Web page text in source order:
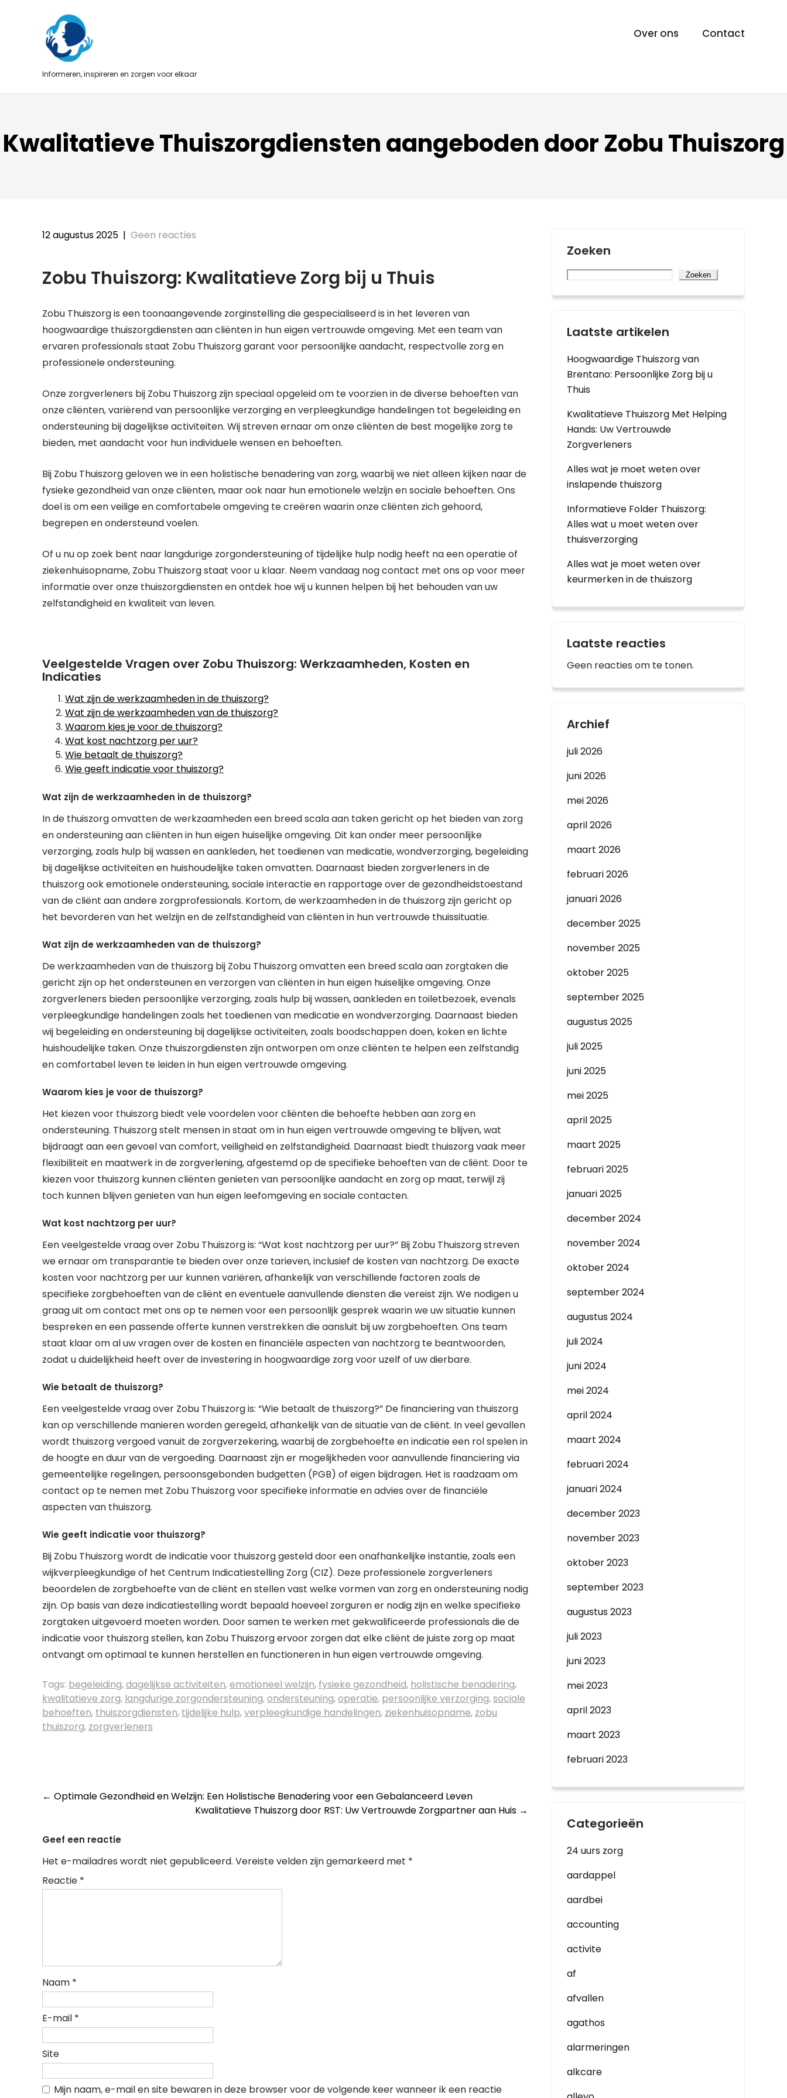
Informeren, inspireren en zorgen voor elkaar
Over ons Contact
Kwalitatieve Thuiszorgdiensten aangeboden door Zobu Thuiszorg
12 augustus 2025 | Geen reacties
Zobu Thuiszorg: Kwalitatieve Zorg bij u Thuis
Zobu Thuiszorg is een toonaangevende zorginstelling die gespecialiseerd is in het leveren van
hoogwaardige thuiszorgdiensten aan cliënten in hun eigen vertrouwde omgeving. Met een team van
ervaren professionals staat Zobu Thuiszorg garant voor persoonlijke aandacht, respectvolle zorg en
professionele ondersteuning.
Onze zorgverleners bij Zobu Thuiszorg zijn speciaal opgeleid om te voorzien in de diverse behoeften van
onze cliënten, variërend van persoonlijke verzorging en verpleegkundige handelingen tot begeleiding en
ondersteuning bij dagelijkse activiteiten. Wij streven ernaar om onze cliënten de best mogelijke zorg te
bieden, met aandacht voor hun individuele wensen en behoeften.
Bij Zobu Thuiszorg geloven we in een holistische benadering van zorg, waarbij we niet alleen kijken naar de
fysieke gezondheid van onze cliënten, maar ook naar hun emotionele welzijn en sociale behoeften. Ons
doel is om een veilige en comfortabele omgeving te creëren waarin onze cliënten zich gehoord,
begrepen en ondersteund voelen.
Of u nu op zoek bent naar langdurige zorgondersteuning of tijdelijke hulp nodig heeft na een operatie of
ziekenhuisopname, Zobu Thuiszorg staat voor u klaar. Neem vandaag nog contact met ons op voor meer
informatie over onze thuiszorgdiensten en ontdek hoe wij u kunnen helpen bij het behouden van uw
zelfstandigheid en kwaliteit van leven.
Veelgestelde Vragen over Zobu Thuiszorg: Werkzaamheden, Kosten en
Indicaties
Wat zijn de werkzaamheden in de thuiszorg?
Wat zijn de werkzaamheden van de thuiszorg?
Waarom kies je voor de thuiszorg?
Wat kost nachtzorg per uur?
Wie betaalt de thuiszorg?
Wie geeft indicatie voor thuiszorg?
Wat zijn de werkzaamheden in de thuiszorg?
In de thuiszorg omvatten de werkzaamheden een breed scala aan taken gericht op het bieden van zorg
en ondersteuning aan cliënten in hun eigen huiselijke omgeving. Dit kan onder meer persoonlijke
verzorging, zoals hulp bij wassen en aankleden, het toedienen van medicatie, wondverzorging, begeleiding
bij dagelijkse activiteiten en huishoudelijke taken omvatten. Daarnaast bieden zorgverleners in de
thuiszorg ook emotionele ondersteuning, sociale interactie en rapportage over de gezondheidstoestand
van de cliënt aan andere zorgprofessionals. Kortom, de werkzaamheden in de thuiszorg zijn gericht op
het bevorderen van het welzijn en de zelfstandigheid van cliënten in hun vertrouwde thuissituatie.
Wat zijn de werkzaamheden van de thuiszorg?
De werkzaamheden van de thuiszorg bij Zobu Thuiszorg omvatten een breed scala aan zorgtaken die
gericht zijn op het ondersteunen en verzorgen van cliënten in hun eigen huiselijke omgeving. Onze
zorgverleners bieden persoonlijke verzorging, zoals hulp bij wassen, aankleden en toiletbezoek, evenals
verpleegkundige handelingen zoals het toedienen van medicatie en wondverzorging. Daarnaast bieden
wij begeleiding en ondersteuning bij dagelijkse activiteiten, zoals boodschappen doen, koken en lichte
huishoudelijke taken. Onze thuiszorgdiensten zijn ontworpen om onze cliënten te helpen een zelfstandig
en comfortabel leven te leiden in hun eigen vertrouwde omgeving.
Waarom kies je voor de thuiszorg?
Het kiezen voor thuiszorg biedt vele voordelen voor cliënten die behoefte hebben aan zorg en
ondersteuning. Thuiszorg stelt mensen in staat om in hun eigen vertrouwde omgeving te blijven, wat
bijdraagt aan een gevoel van comfort, veiligheid en zelfstandigheid. Daarnaast biedt thuiszorg vaak meer
flexibiliteit en maatwerk in de zorgverlening, afgestemd op de specifieke behoeften van de cliënt. Door te
kiezen voor thuiszorg kunnen cliënten genieten van persoonlijke aandacht en zorg op maat, terwijl zij
toch kunnen blijven genieten van hun eigen leefomgeving en sociale contacten.
Wat kost nachtzorg per uur?
Een veelgestelde vraag over Zobu Thuiszorg is: “Wat kost nachtzorg per uur?” Bij Zobu Thuiszorg streven
we ernaar om transparantie te bieden over onze tarieven, inclusief de kosten van nachtzorg. De exacte
kosten voor nachtzorg per uur kunnen variëren, afhankelijk van verschillende factoren zoals de
specifieke zorgbehoeften van de cliënt en eventuele aanvullende diensten die vereist zijn. We nodigen u
graag uit om contact met ons op te nemen voor een persoonlijk gesprek waarin we uw situatie kunnen
bespreken en een passende offerte kunnen verstrekken die aansluit bij uw zorgbehoeften. Ons team
staat klaar om al uw vragen over de kosten en financiële aspecten van nachtzorg te beantwoorden,
zodat u duidelijkheid heeft over de investering in hoogwaardige zorg voor uzelf of uw dierbare.
Wie betaalt de thuiszorg?
Een veelgestelde vraag over Zobu Thuiszorg is: “Wie betaalt de thuiszorg?” De financiering van thuiszorg
kan op verschillende manieren worden geregeld, afhankelijk van de situatie van de cliënt. In veel gevallen
wordt thuiszorg vergoed vanuit de zorgverzekering, waarbij de zorgbehoefte en indicatie een rol spelen in
de hoogte en duur van de vergoeding. Daarnaast zijn er mogelijkheden voor aanvullende financiering via
gemeentelijke regelingen, persoonsgebonden budgetten (PGB) of eigen bijdragen. Het is raadzaam om
contact op te nemen met Zobu Thuiszorg voor specifieke informatie en advies over de financiële
aspecten van thuiszorg.
Wie geeft indicatie voor thuiszorg?
Bij Zobu Thuiszorg wordt de indicatie voor thuiszorg gesteld door een onafhankelijke instantie, zoals een
wijkverpleegkundige of het Centrum Indicatiestelling Zorg (CIZ). Deze professionele zorgverleners
beoordelen de zorgbehoefte van de cliënt en stellen vast welke vormen van zorg en ondersteuning nodig
zijn. Op basis van deze indicatiestelling wordt bepaald hoeveel zorguren er nodig zijn en welke specifieke
zorgtaken uitgevoerd moeten worden. Door samen te werken met gekwalificeerde professionals die de
indicatie voor thuiszorg stellen, kan Zobu Thuiszorg ervoor zorgen dat elke cliënt de juiste zorg op maat
ontvangt om optimaal te kunnen herstellen en functioneren in hun eigen vertrouwde omgeving.
Tags: begeleiding,dagelijkse activiteiten,emotioneel welzijn, fysieke gezondheid, holistische benadering,
kwalitatieve zorg, langdurige zorgondersteuning,ondersteuning,operatie, persoonlijke verzorging,sociale
behoeften, thuiszorgdiensten, tijdelijke hulp,verpleegkundige handelingen, ziekenhuisopname, zobu
thuiszorg, zorgverleners
Post
← Optimale Gezondheid en Welzijn: Een Holistische Benadering voor een Gebalanceerd Leven
Kwalitatieve Thuiszorg door RST: Uw Vertrouwde Zorgpartner aan Huis →
Geef een reactie
Het e-mailadres wordt niet gepubliceerd. Vereiste velden zijn gemarkeerd met *
Reactie *
Naam *
E-mail *
Site
Mijn naam, e-mail en site bewaren in deze browser voor de volgende keer wanneer ik een reactie
Zoeken
Zoeken
Laatste artikelen
Hoogwaardige Thuiszorg van
Brentano: Persoonlijke Zorg bij u
Thuis
Kwalitatieve Thuiszorg Met Helping
Hands: Uw Vertrouwde
Zorgverleners
Alles wat je moet weten over
inslapende thuiszorg
Informatieve Folder Thuiszorg:
Alles wat u moet weten over
thuisverzorging
Alles wat je moet weten over
keurmerken in de thuiszorg
Laatste reacties
Geen reacties om te tonen.
Archief
juli 2026
juni 2026
mei 2026
april 2026
maart 2026
februari 2026
januari 2026
december 2025
november 2025
oktober 2025
september 2025
augustus 2025
juli 2025
juni 2025
mei 2025
april 2025
maart 2025
februari 2025
januari 2025
december 2024
november 2024
oktober 2024
september 2024
augustus 2024
juli 2024
juni 2024
mei 2024
april 2024
maart 2024
februari 2024
januari 2024
december 2023
november 2023
oktober 2023
september 2023
augustus 2023
juli 2023
juni 2023
mei 2023
april 2023
maart 2023
februari 2023
Categorieën
24 uurs zorg
aardappel
aardbei
accounting
activite
af
afvallen
agathos
alarmeringen
alkcare